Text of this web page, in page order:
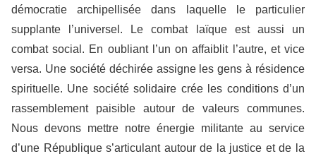
démocratie archipellisée dans laquelle le particulier
supplante l’universel. Le combat laïque est aussi un
combat social. En oubliant l’un on affaiblit l’autre, et vice
versa. Une société déchirée assigne les gens à résidence
spirituelle. Une société solidaire crée les conditions d’un
rassemblement paisible autour de valeurs communes.
Nous devons mettre notre énergie militante au service
d’une République s’articulant autour de la justice et de la